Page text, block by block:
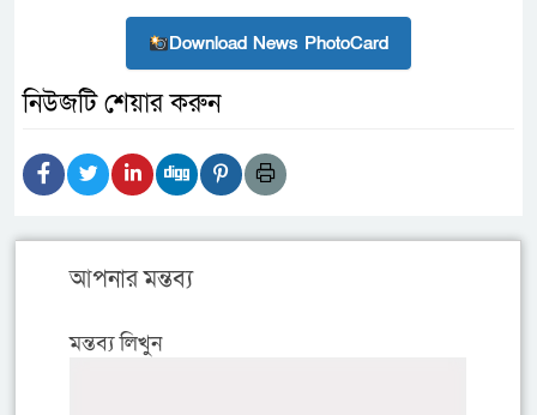
Download News PhotoCard
নিউজটি শেয়ার করুন
আপনার মন্তব্য
মন্তব্য লিখুন